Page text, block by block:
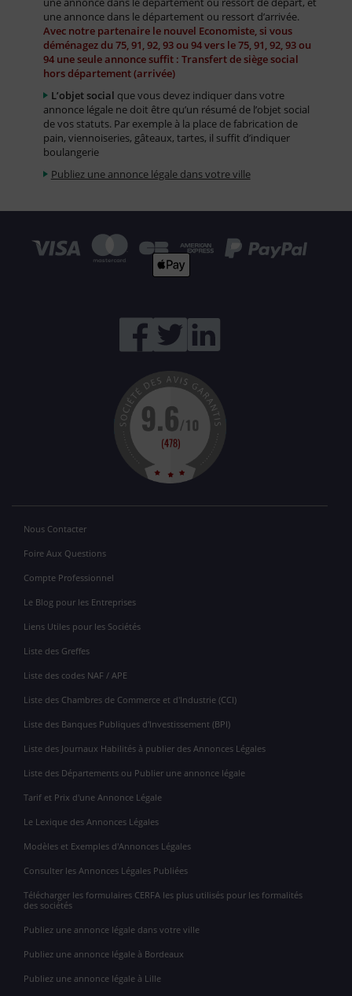
une annonce dans le département ou ressort d’arrivée.
Avec notre partenaire le nouvel Economiste, si vous
déménagez du 75, 91, 92, 93 ou 94 vers le 75, 91, 92, 93 ou
94 une seule annonce suffit : Transfert de siège social
hors département (arrivée)
L’objet social que vous devez indiquer dans votre
annonce légale ne doit être qu’un résumé de l’objet social
de vos statuts. Par exemple à la place de fabrication de
pain, viennoiseries, gâteaux, tartes, il suffit d’indiquer
boulangerie
Publiez une annonce légale dans votre ville
Nous Contacter
Foire Aux Questions
Compte Professionnel
Le Blog pour les Entreprises
Liens Utiles pour les Sociétés
Liste des Greffes
Liste des codes NAF / APE
Liste des Chambres de Commerce et d'Industrie (CCI)
Liste des Banques Publiques d'Investissement (BPI)
Liste des Journaux Habilités à publier des Annonces Légales
Liste des Départements ou Publier une annonce légale
Tarif et Prix d'une Annonce Légale
Le Lexique des Annonces Légales
Modèles et Exemples d'Annonces Légales
Consulter les Annonces Légales Publiées
Télécharger les formulaires CERFA les plus utilisés pour les formalités
des sociétés
Publiez une annonce légale dans votre ville
Publiez une annonce légale à Bordeaux
Publiez une annonce légale à Lille